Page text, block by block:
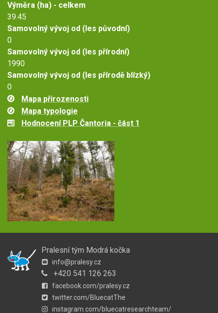
Výměra (ha) - celkem
39.45
Samovolný vývoj od (les původní)
0
Samovolný vývoj od (les přírodní)
1990
Samovolný vývoj od (les přírodě blízký)
0
Mapa přirozenosti
Mapa typologie
Hodnocení PLP Čantoria - část 1
Pralesní tým Modrá kočka
info@pralesy.cz
+420 541 126 263
facebook.com/pralesy.cz
twitter.com/BluecatThe
instagram.com/bluecatresearchteam/